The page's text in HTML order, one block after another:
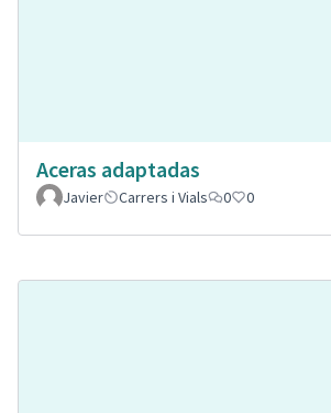
Aceras adaptadas
Javier
Carrers i Vials 0 0